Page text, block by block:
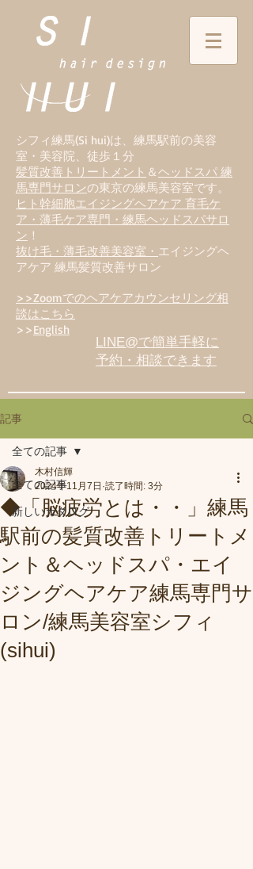
シフィ練馬(Si hui)は、 練馬駅前の美容
室・美容院、徒歩１分
髪質改善トリートメント ＆ヘッドスパ 練
馬専門サロンの東京の練馬美容室です。
ヒト幹細胞エイジングヘアケア 育毛ケ
ア・薄毛ケア専門・練馬ヘッドスパサロ
ン ！
抜け毛・薄毛改善美容室・ エイジングヘ
アケア 練馬髪質改善サロン
>>Zoomでのヘアケアカウンセリング相
談はこちら
>>English
LINE@で簡単手軽に
予約・相談できます
記事
全ての記事
新しいカタログ
全ての記事
◆「脳疲労とは・・」練馬
駅前の髪質改善トリートメ
ント＆ヘッドスパ・エイ
ジングヘアケア練馬専門サ
ロン/練馬美容室シフィ
(sihui)
木村信輝
2024年11月7日 読了時間: 3分